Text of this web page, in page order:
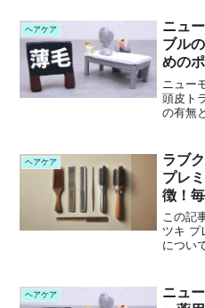
ヘアケア
ニュ
ブル
めの
ニュー
頭皮ト
の有無
ヘアケア
ラブ
プレ
徴！
この記
ツキ プ
につい
んなメ
ポイン
ヘアケア
ニュ